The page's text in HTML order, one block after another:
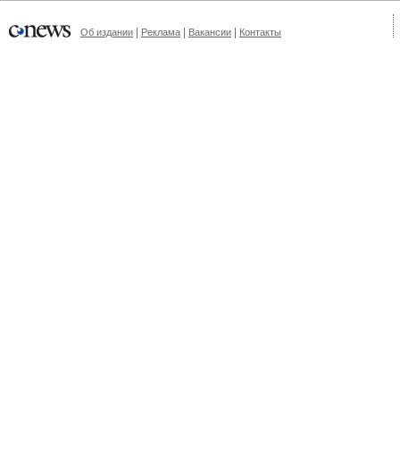
Об издании Реклама Вакансии Контакты